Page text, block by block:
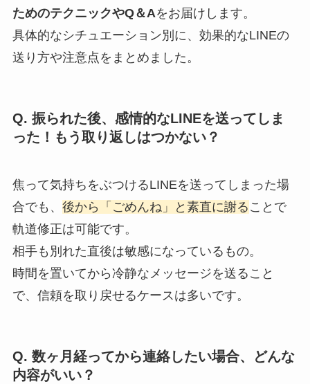
ためのテクニックやQ＆Aをお届けします。
具体的なシチュエーション別に、効果的なLINEの
送り方や注意点をまとめました。
Q. 振られた後、感情的なLINEを送ってしま
った！もう取り返しはつかない？
焦って気持ちをぶつけるLINEを送ってしまった場
合でも、 後から「ごめんね」と素直に謝る ことで
軌道修正は可能です。
相手も別れた直後は敏感になっているもの。
時間を置いてから冷静なメッセージを送ること
で、信頼を取り戻せるケースは多いです。
Q. 数ヶ月経ってから連絡したい場合、どんな
内容がいい？